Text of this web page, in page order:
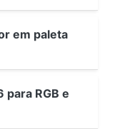
em paleta
RGB e